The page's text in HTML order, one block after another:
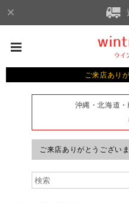
ご来店あり
沖縄・北海道
ご来店ありがとうござい